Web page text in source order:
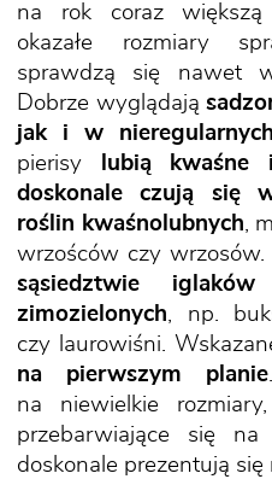
na rok coraz większą
okazałe rozmiary
sprawdzą się nawet
Dobrze wyglądają
jak i w
pierisy
lubią kwaśne
doskonale czują się
roślin kwaśnolubnych,
wrzośców czy
sąsiedztwie
zimozielonych, np.
czy laurowiśni.
na pierwszym planie
na niewielkie
przebarwiające się na
doskonale prezentują